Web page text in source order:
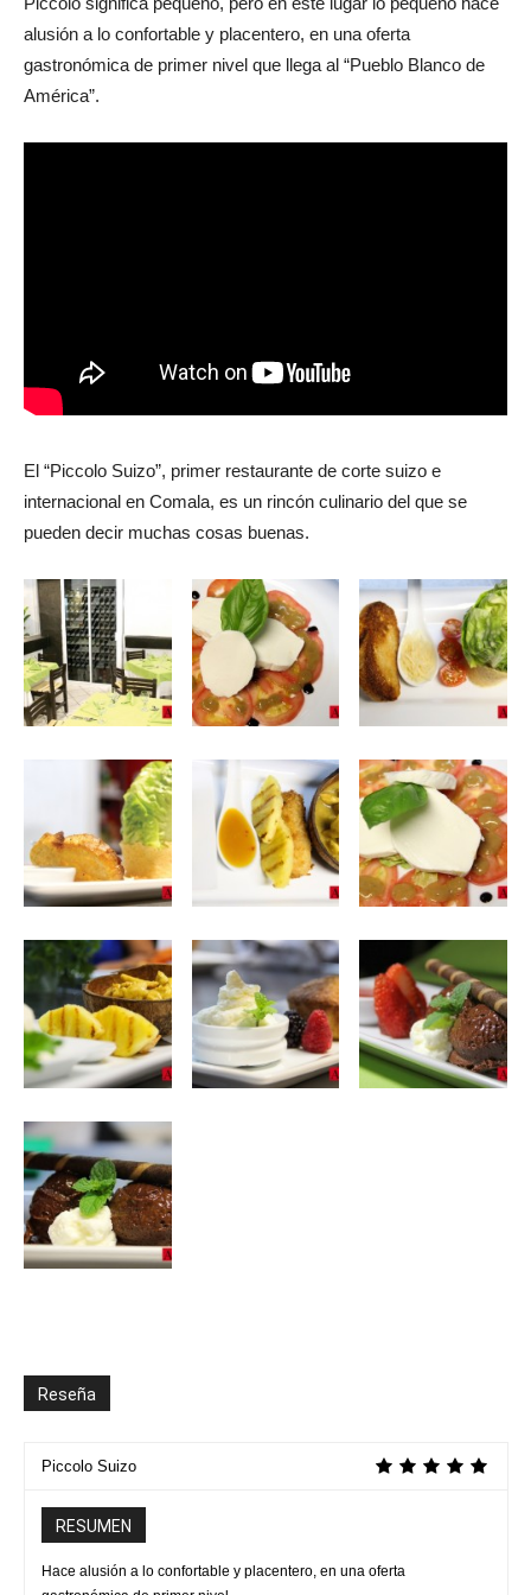
alusión a lo confortable y placentero, en una oferta
gastronómica de primer nivel que llega al “Pueblo Blanco de
América”.
El “Piccolo Suizo”, primer restaurante de corte suizo e
internacional en Comala, es un rincón culinario del que se
pueden decir muchas cosas buenas.
Reseña
Piccolo Suizo
RESUMEN
Hace alusión a lo confortable y placentero, en una oferta